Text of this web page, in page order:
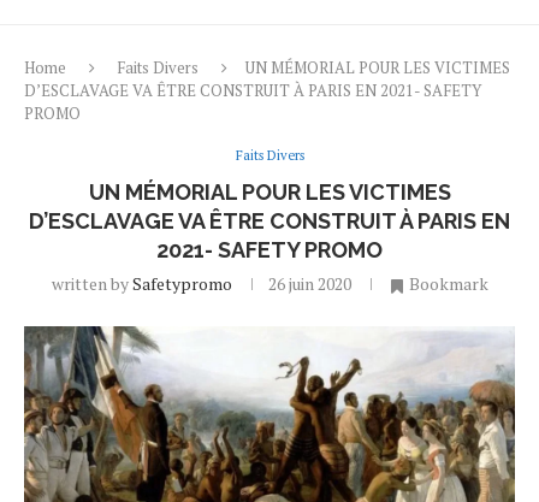
Home Faits Divers
UN MÉMORIAL POUR LES VICTIMES
D’ESCLAVAGE VA ÊTRE CONSTRUIT À PARIS EN 2021- SAFETY
PROMO
Faits Divers
UN MÉMORIAL POUR LES VICTIMES
D’ESCLAVAGE VA ÊTRE CONSTRUIT À PARIS EN
2021- SAFETY PROMO
written bySafetypromo 26 juin 2020 Bookmark